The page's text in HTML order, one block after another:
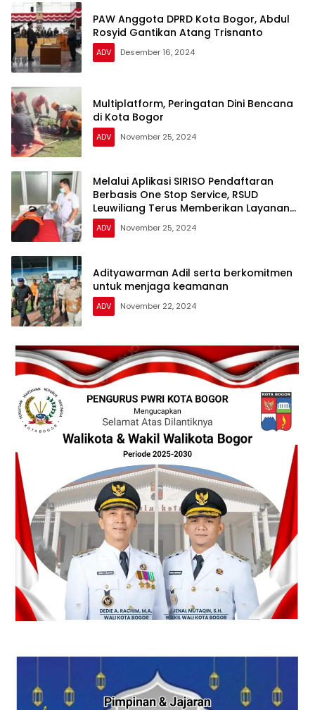
PAW Anggota DPRD Kota Bogor, Abdul
Rosyid Gantikan Atang Trisnanto
ADV Desember 16, 2024
Multiplatform, Peringatan Dini Bencana
di Kota Bogor
ADV November 25, 2024
Melalui Aplikasi SIRISO Pendaftaran
Berbasis One Stop Service, RSUD
Leuwiliang Terus Memberikan Layanan
Berkualitas
ADV November 25, 2024
Adityawarman Adil serta berkomitmen
untuk menjaga keamanan
ADV November 22, 2024